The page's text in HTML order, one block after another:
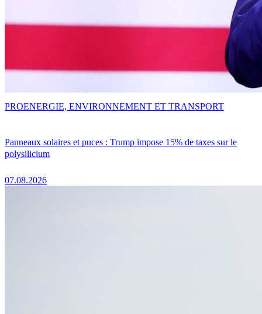
Panneaux solaires et puces : Trump impose 15% de taxes sur le
polysilicium
07.08.2026
PROENERGIE, ENVIRONNEMENT ET TRANSPORT